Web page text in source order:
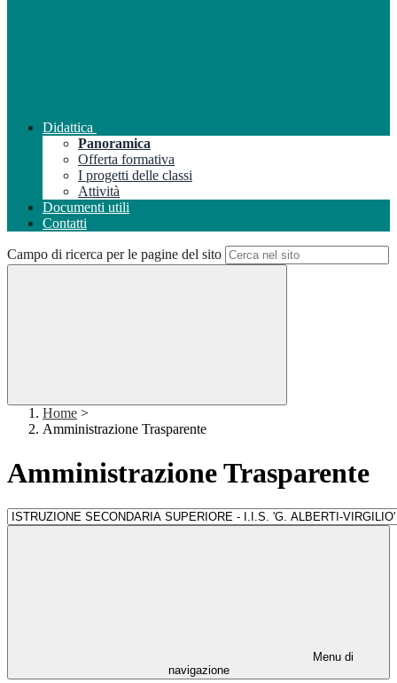
Didattica
Panoramica
Offerta formativa
I progetti delle classi
Attività
Documenti utili
Contatti
Campo di ricerca per le pagine del sito
Home >
Amministrazione Trasparente
Amministrazione Trasparente
Menu di
navigazione